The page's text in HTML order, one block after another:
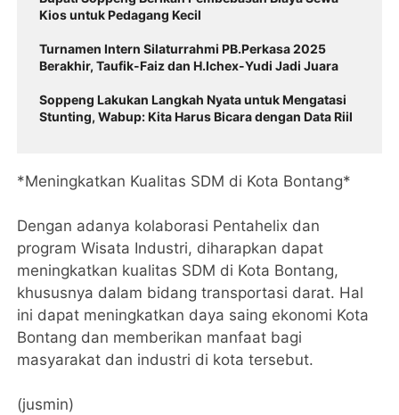
Kios untuk Pedagang Kecil
Turnamen Intern Silaturrahmi PB.Perkasa 2025
Berakhir, Taufik-Faiz dan H.Ichex-Yudi Jadi Juara
Soppeng Lakukan Langkah Nyata untuk Mengatasi
Stunting, Wabup: Kita Harus Bicara dengan Data Riil
*Meningkatkan Kualitas SDM di Kota Bontang*
Dengan adanya kolaborasi Pentahelix dan
program Wisata Industri, diharapkan dapat
meningkatkan kualitas SDM di Kota Bontang,
khususnya dalam bidang transportasi darat. Hal
ini dapat meningkatkan daya saing ekonomi Kota
Bontang dan memberikan manfaat bagi
masyarakat dan industri di kota tersebut.
(jusmin)